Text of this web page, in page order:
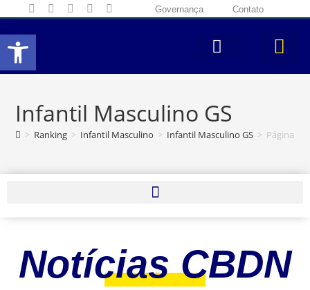
Abrir a barra de ferramentas
Governança Contato
Infantil Masculino GS
> Ranking > Infantil Masculino > Infantil Masculino GS > Página 2
Notícias CBDN